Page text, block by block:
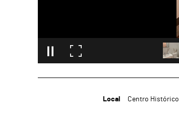
Local Centro Histórico